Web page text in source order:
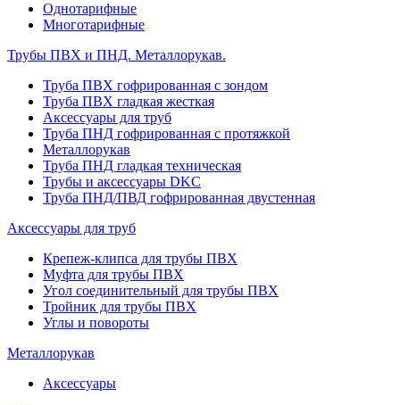
Однотарифные
Многотарифные
Трубы ПВХ и ПНД. Металлорукав.
Труба ПВХ гофрированная с зондом
Труба ПВХ гладкая жесткая
Аксессуары для труб
Труба ПНД гофрированная с протяжкой
Металлорукав
Труба ПНД гладкая техническая
Трубы и аксессуары DKC
Труба ПНД/ПВД гофрированная двустенная
Аксессуары для труб
Крепеж-клипса для трубы ПВХ
Муфта для трубы ПВХ
Угол соединительный для трубы ПВХ
Тройник для трубы ПВХ
Углы и повороты
Металлорукав
Аксессуары